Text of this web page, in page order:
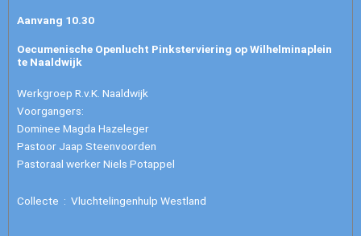
Aanvang 10.30
Oecumenische Openlucht Pinksterviering op Wilhelminaplein
te Naaldwijk
Werkgroep R.v.K. Naaldwijk
Voorgangers:
Dominee Magda Hazeleger
Pastoor Jaap Steenvoorden
Pastoraal werker Niels Potappel
Collecte : Vluchtelingenhulp Westland